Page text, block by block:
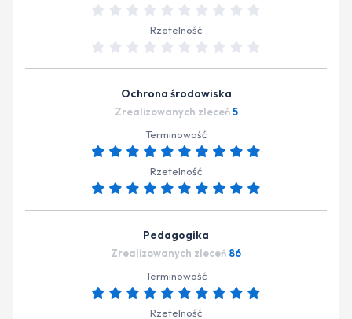
Rzetelność
Ochrona środowiska
Zrealizowanych zleceń5
Terminowość
Rzetelność
Pedagogika
Zrealizowanych zleceń 86
Terminowość
Rzetelność